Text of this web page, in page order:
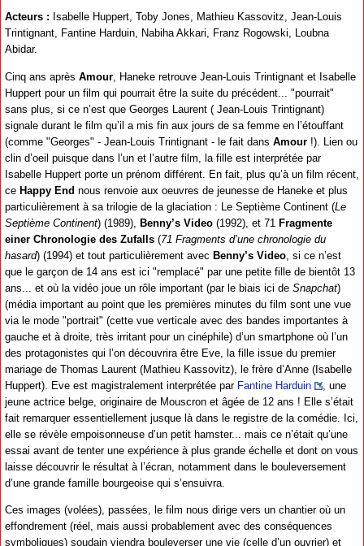
Acteurs : Isabelle Huppert, Toby Jones, Mathieu Kassovitz, Jean-Louis
Trintignant, Fantine Harduin, Nabiha Akkari, Franz Rogowski, Loubna
Abidar.
Cinq ans après Amour , Haneke retrouve Jean-Louis Trintignant et Isabelle
Huppert pour un film qui pourrait être la suite du précédent... "pourrait"
sans plus, si ce n’est que Georges Laurent ( Jean-Louis Trintignant)
signale durant le film qu’il a mis fin aux jours de sa femme en l’étouffant
(comme "Georges" - Jean-Louis Trintignant - le fait dans Amour !). Lien ou
clin d’oeil puisque dans l’un et l’autre film, la fille est interprétée par
Isabelle Huppert porte un prénom différent. En fait, plus qu’à un film récent,
ce Happy End nous renvoie aux oeuvres de jeunesse de Haneke et plus
particulièrement à sa trilogie de la glaciation : Le Septième Continent (Le
Septième Continent) (1989), Benny’s Video (1992), et 71 Fragmente
einer Chronologie des Zufalls (71 Fragments d’une chronologie du
hasard) (1994) et tout particulièrement avec Benny’s Video , si ce n’est
que le garçon de 14 ans est ici "remplacé" par une petite fille de bientôt 13
ans... et où la vidéo joue un rôle important (par le biais ici de Snapchat)
(média important au point que les premières minutes du film sont une vue
via le mode "portrait" (cette vue verticale avec des bandes importantes à
gauche et à droite, très irritant pour un cinéphile) d’un smartphone où l’un
des protagonistes qui l’on découvrira être Eve, la fille issue du premier
mariage de Thomas Laurent (Mathieu Kassovitz), le frère d’Anne (Isabelle
Huppert). Eve est magistralement interprétée par Fantine Harduin
, une
jeune actrice belge, originaire de Mouscron et âgée de 12 ans ! Elle s’était
fait remarquer essentiellement jusque là dans le registre de la comédie. Ici,
elle se révèle empoisonneuse d’un petit hamster... mais ce n’était qu’une
essai avant de tenter une expérience à plus grande échelle et dont on vous
laisse découvrir le résultat à l’écran, notamment dans le bouleversement
d’une grande famille bourgeoise qui s’ensuivra.
Ces images (volées), passées, le film nous dirige vers un chantier où un
effondrement (réel, mais aussi probablement avec des conséquences
symboliques) soudain viendra bouleverser une vie (celle d’un ouvrier) et